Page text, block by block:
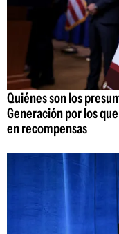
Quiénes son los
Generación por los
en recompensas